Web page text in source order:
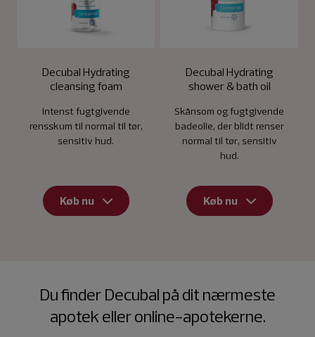
Decubal Hydrating
cleansing foam
Intenst fugtgivende
rensskum til normal til tør,
sensitiv hud.
Køb nu
Decubal Hydrating
shower & bath oil
Skånsom og fugtgivende
badeolie, der blidt renser
normal til tør, sensitiv
hud.
Køb nu
Du finder Decubal på dit nærmeste
apotek eller online-apotekerne.